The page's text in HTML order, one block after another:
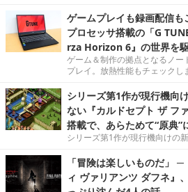
ゲームプレイも録画配信
プロセッサ搭載の「G
rza Horizon 6』の世界を
ゲーム＆制作の拠点となるノー
プレイ。放熱性能もチェックし
シリーズ第1作が現行機向
ない『カルドセプト ザ フ
搭載で、あらためて“原典”
シリーズ第1作が現行機向けの
「冒険は楽しいものだ」
ィ ヴァリアンツ ダフネ』